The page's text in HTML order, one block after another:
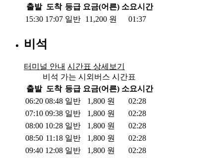
출발 도착 등급 요금(어른) 소요시간
15:30 17:07 일반 11,200 원 01:37
비석
터미널 안내 시간표 상세보기
비석 가는 시외버스 시간표
출발 도착 등급 요금(어른) 소요시간
06:20 08:48 일반 1,800 원
02:28
07:10 09:38 일반 1,800 원
02:28
08:00 10:28 일반 1,800 원
02:28
08:50 11:18 일반 1,800 원
02:28
09:40 12:08 일반 1,800 원
02:28